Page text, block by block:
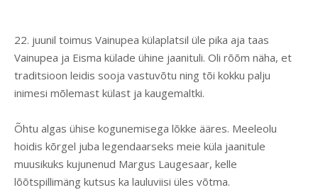
22. juunil toimus Vainupea külaplatsil üle pika aja taas
Vainupea ja Eisma külade ühine jaanituli. Oli rõõm näha, et
traditsioon leidis sooja vastuvõtu ning tõi kokku palju
inimesi mõlemast külast ja kaugemaltki.
Õhtu algas ühise kogunemisega lõkke ääres. Meeleolu
hoidis kõrgel juba legendaarseks meie küla jaanitule
muusikuks kujunenud Margus Laugesaar, kelle
lõõtspillimäng kutsus ka lauluviisi üles võtma.